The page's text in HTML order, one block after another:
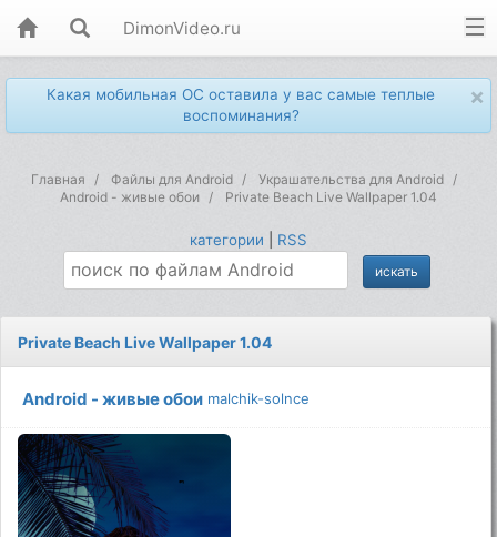
DimonVideo.ru
×
Какая мобильная ОС оставила у вас самые теплые
воспоминания?
Главная Файлы для Android
Украшательства для Android
Android - живые обои
Private Beach Live Wallpaper 1.04
категории RSS
Private Beach Live Wallpaper 1.04
Android - живые обои malchik-solnce